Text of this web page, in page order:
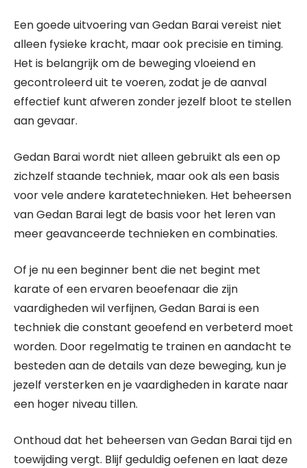
Een goede uitvoering van Gedan Barai vereist niet
alleen fysieke kracht, maar ook precisie en timing.
Het is belangrijk om de beweging vloeiend en
gecontroleerd uit te voeren, zodat je de aanval
effectief kunt afweren zonder jezelf bloot te stellen
aan gevaar.
Gedan Barai wordt niet alleen gebruikt als een op
zichzelf staande techniek, maar ook als een basis
voor vele andere karatetechnieken. Het beheersen
van Gedan Barai legt de basis voor het leren van
meer geavanceerde technieken en combinaties.
Of je nu een beginner bent die net begint met
karate of een ervaren beoefenaar die zijn
vaardigheden wil verfijnen, Gedan Barai is een
techniek die constant geoefend en verbeterd moet
worden. Door regelmatig te trainen en aandacht te
besteden aan de details van deze beweging, kun je
jezelf versterken en je vaardigheden in karate naar
een hoger niveau tillen.
Onthoud dat het beheersen van Gedan Barai tijd en
toewijding vergt. Blijf geduldig oefenen en laat deze